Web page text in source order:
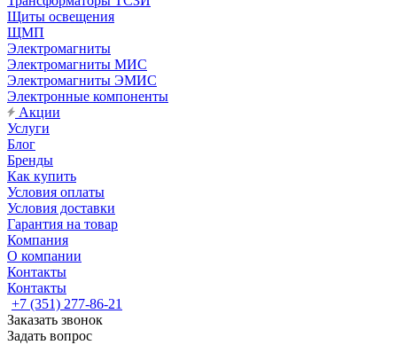
Щиты освещения
ЩМП
Электромагниты
Электромагниты МИС
Электромагниты ЭМИС
Электронные компоненты
Акции
Услуги
Блог
Бренды
Как купить
Условия оплаты
Условия доставки
Гарантия на товар
Компания
О компании
Контакты
Контакты
+7 (351) 277-86-21
Заказать звонок
Задать вопрос